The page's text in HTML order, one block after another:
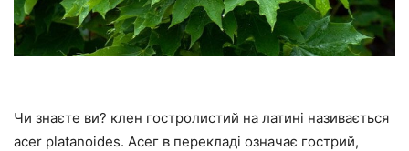
Чи знаєте ви? клен гостролистий на латині називається
acer platanoides. Асег в перекладі означає гострий,